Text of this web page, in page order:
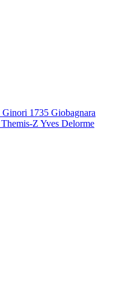
Ginori 1735 Giobagnara
Themis-Z Yves Delorme